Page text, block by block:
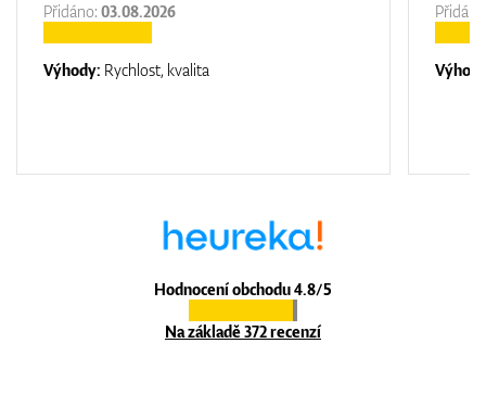
Hodnocení obchodu 4.8/5
Na základě 372 recenzí
Přidáno: 03.08.2026
Výhody: Rychlost, kvalita